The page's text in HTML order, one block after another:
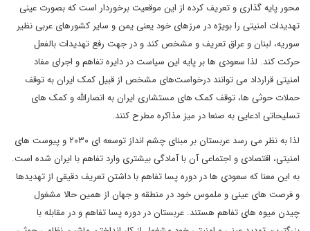
محور پایه گذاری و تعریف کرده از این موقعیت برخوردار است که بصورت عینی
تهدیدات امنیتی را بویژه در مرزهای خود یعنی یمن و سایر کشورهای عربی نظیر
سوریه، لبنان و عراق تعریف و مشخص کند و در جهت رفع تهدیدات بالفعل
حرکت کند. لذا سعودی ها بر پایه این سیاست در دایره تفاهم و اجرای مفاد
امنیتی قرارداد می توانند درخواست‌های مشخص از قبیل کمک ایران به توقف
حملات حوثی ها، توقف کمک های مستشاری ایران به انصارالله و کمک های
تسلیحاتی ادعایی به صنعا در میز مذاکره مطرح کنند.
لذا به نظر می رسد عربستان بر مبنای چشم انداز توسعه ای ۲۰۳۰ و پیوست های
امنیتی، اقتصادی و اجتماعی آن با آمادگی بیشتری وارد تفاهم با ایران شده است.
به این معنا که سعودی ها در دوره پسا تفاهم با داشتن تعریف دقیقی از تهدیدها
و فرصت های عینی و ملموس خود در منطقه و جهان از همین حالا مشغول
چیدن میوه های تفاهم هستند. عربستان در دوره پسا تفاهم و در مقابله با